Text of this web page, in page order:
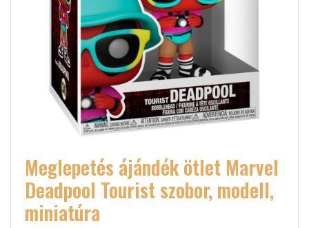
Meglepetés ájándék ötlet Marvel
Deadpool Tourist szobor, modell,
miniatúra